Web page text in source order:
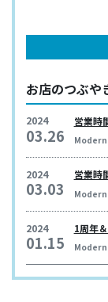
お店のつぶや
2024
03.26
営業時
2024
03.03
営業時
2024
01.15
1周年